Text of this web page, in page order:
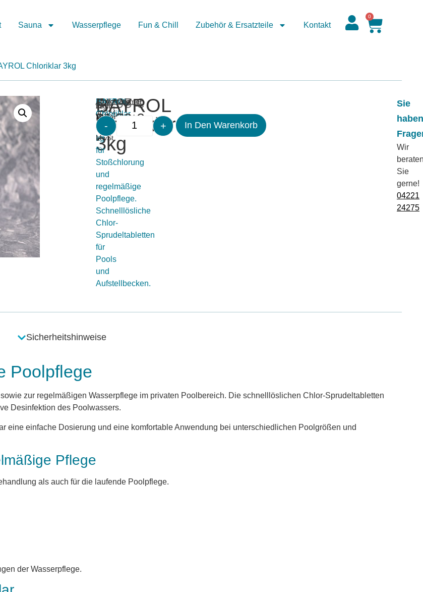
Sauna Wasserpflege Fun & Chill Zubehör & Ersatzteile Kontakt
0
Chloriklar 3kg
Artikelnummer:
40224
Merken
BAYROL
Chloriklar
3kg
BAYROL
Chloriklar
3
kg
für
Stoßchlorung
und
regelmäßige
Poolpflege.
Schnelllösliche
Chlor-
Sprudeltabletten
für
Pools
und
Aufstellbecken.
64,95€
61,50€
inkl.
19
%
MwSt.
zzgl.
Versandkosten
15 vorrätig
- + In Den Warenkorb
Sie
haben
Wir
Sie
gerne!
04221
24275
Sicherheitshinweise
Poolpflege
zur regelmäßigen Wasserpflege im privaten Poolbereich. Die schnelllöslichen Chlor-Sprudeltabletten
Desinfektion des Poolwassers.
eine einfache Dosierung und eine komfortable Anwendung bei unterschiedlichen Poolgrößen und
Pflege
als auch für die laufende Poolpflege.
der Wasserpflege.